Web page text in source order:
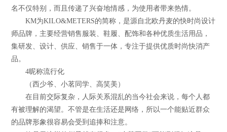
名不仅特别，而且传递了兴奋地情感，为使用者带来热情。
KM为KILO&METERS的简称，是源自北欧丹麦的快时尚设计
师品牌，主要经营销售服装、鞋履、配饰和各种优质生活用品，
集研发、设计、供应、销售于一体，专注于提供优质时尚快消产
品。
4昵称流行化
（西少爷、小茗同学、高笑美）
在目前交际复杂，人际关系混乱的当今社会来说，每个人都
有被理解的渴望。不管是在生活还是网络，所以一个能贴近群众
的品牌形象很容易会受到追捧和注意。